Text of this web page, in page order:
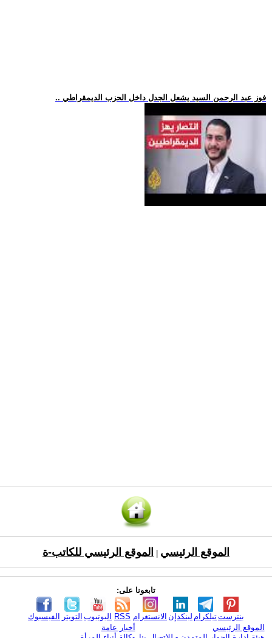
.. فوز عبد الرحمن السيد يشعل الجدل داخل الحزب الديمقراطي
الموقع الرئيسي الموقع الرئيسي للكاتب-ة
تابعونا على:
الفيسبوك التويتر اليوتيوب RSS الانستغرام لينكدإن تيلكرامبنترست
الموقع الرئيسي
أخبار عامة